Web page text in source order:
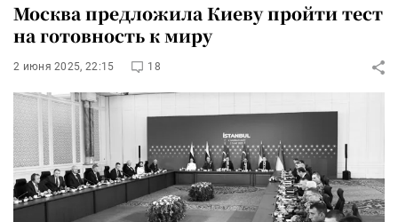
Москва предложила Киеву пройти тест
на готовность к миру
2 июня 2025, 22:15 18